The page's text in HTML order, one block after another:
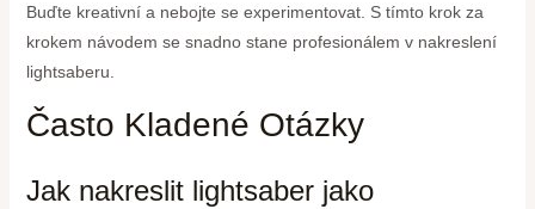
Buďte kreativní a nebojte se experimentovat. S tímto krok za
krokem návodem se snadno stane profesionálem v nakreslení
lightsaberu.
Často Kladené Otázky
Jak nakreslit lightsaber jako